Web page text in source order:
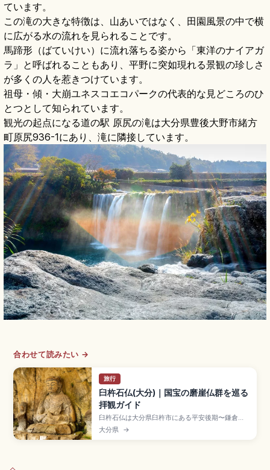
ています。
この滝の大きな特徴は、山あいではなく、田園風景の中で横
に広がる水の流れを見られることです。
馬蹄形（ばていけい）に流れ落ちる姿から「東洋のナイアガ
ラ」と呼ばれることもあり、平野に突如現れる景観の珍しさ
が多くの人を惹きつけています。
祖母・傾・大崩ユネスコエコパークの代表的な見どころのひ
とつとして知られています。
観光の起点になる道の駅 原尻の滝は大分県豊後大野市緒方
町原尻936-1にあり、滝に隣接しています。
合わせて読みたい →
旅行
臼杵石仏(大分)｜国宝の磨崖仏群を巡る
拝観ガイド
臼杵石仏は大分県臼杵市にある平安後期〜鎌倉時
代の磨崖仏群で、磨崖仏として国宝に指定された
貴重な文化財。古園石仏の大日如来像が代表で、
大分県 →